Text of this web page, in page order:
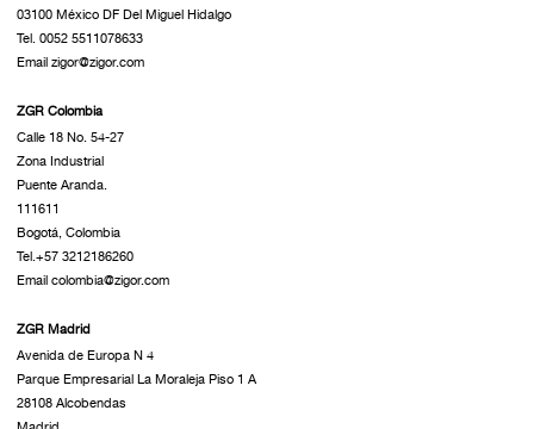
03100 México DF Del Miguel Hidalgo
Tel. 0052 5511078633
Email zigor@zigor.com
ZGR Colombia
Calle 18 No. 54-27
Zona Industrial
Puente Aranda.
111611
Bogotá, Colombia
Tel.+57 3212186260
Email colombia@zigor.com
ZGR Madrid
Avenida de Europa N 4
Parque Empresarial La Moraleja Piso 1 A
28108 Alcobendas